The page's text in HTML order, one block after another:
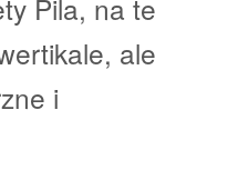
Pila, na te
ale
i